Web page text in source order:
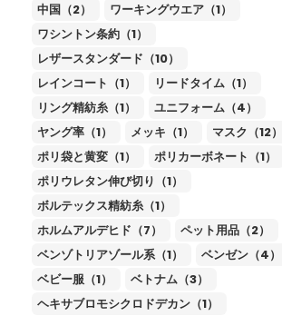
中国（2）
ワーキングウエア（1）
ワシントン条約（1）
レザースタンダード（10）
レインコート（1）
リードタイム（1）
リング精紡糸（1）
ユニフォーム（4）
ヤング率（1）
メッキ（1）
マスク（12）
ポリ袋と黄変（1）
ポリカーボネート（1）
ポリウレタン伸び切り（1）
ボルテックス精紡糸（1）
ホルムアルデヒド（7）
ペット用品（2）
ベンゾトリアゾール系（1）
ベンゼン（4）
ベビー服（1）
ベトナム（3）
ヘキサブロモシクロドデカン（1）